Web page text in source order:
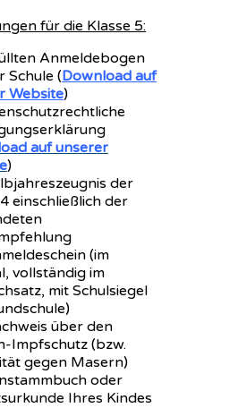
für die Klasse 5:
Anmeldebogen
Schule (Download auf
Website)
auf unserer
)
der
einschließlich der
(im
vollständig im
mit Schulsiegel
über den
Impfschutz (bzw.
gegen Masern)
oder
Ihres Kindes